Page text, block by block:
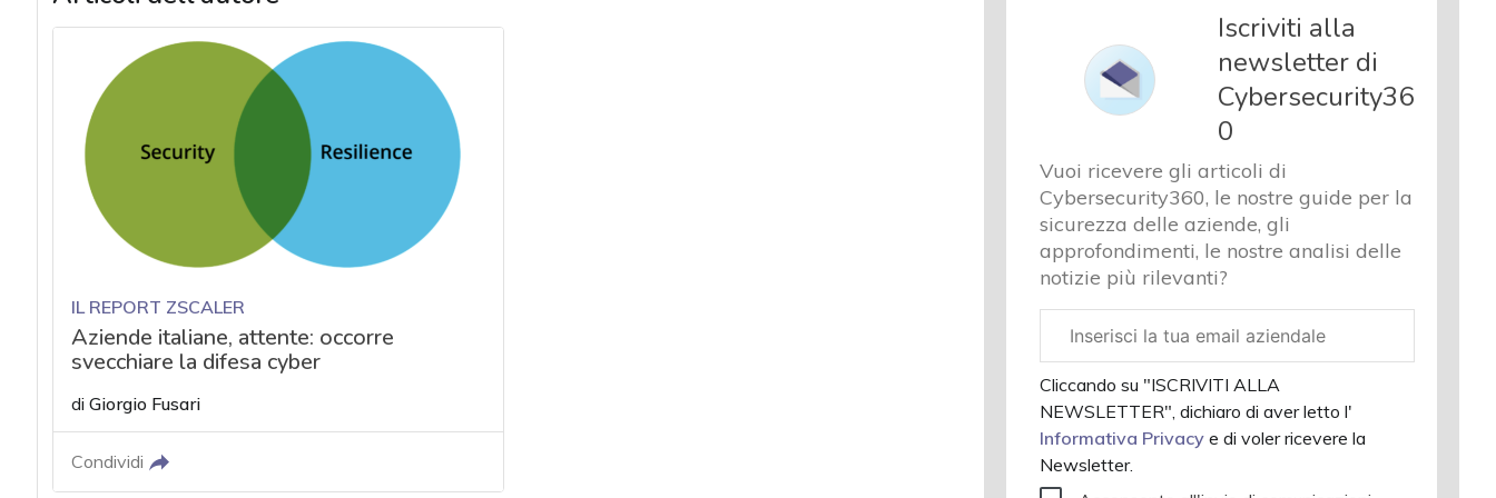
Cyber
sicurezza
e privacy
Corsi
Chi
siamo
IL REPORT ZSCALER
Aziende italiane, attente: occorre
svecchiare la difesa cyber
di Giorgio Fusari
Condividi
Iscriviti alla
newsletter di
Cybersecurity36
0
Vuoi ricevere gli articoli di
Cybersecurity360, le nostre guide per la
sicurezza delle aziende, gli
approfondimenti, le nostre analisi delle
notizie più rilevanti?
aziendale
Cliccando su "ISCRIVITI ALLA
NEWSLETTER", dichiaro di aver letto l'
Informativa Privacye di voler ricevere la
Newsletter.